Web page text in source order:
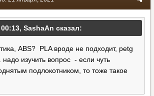
SashaAn сказал:
ABS? PLA вроде не подходит, petg
изучить вопрос - если чуть
подлокотником, то тоже такое